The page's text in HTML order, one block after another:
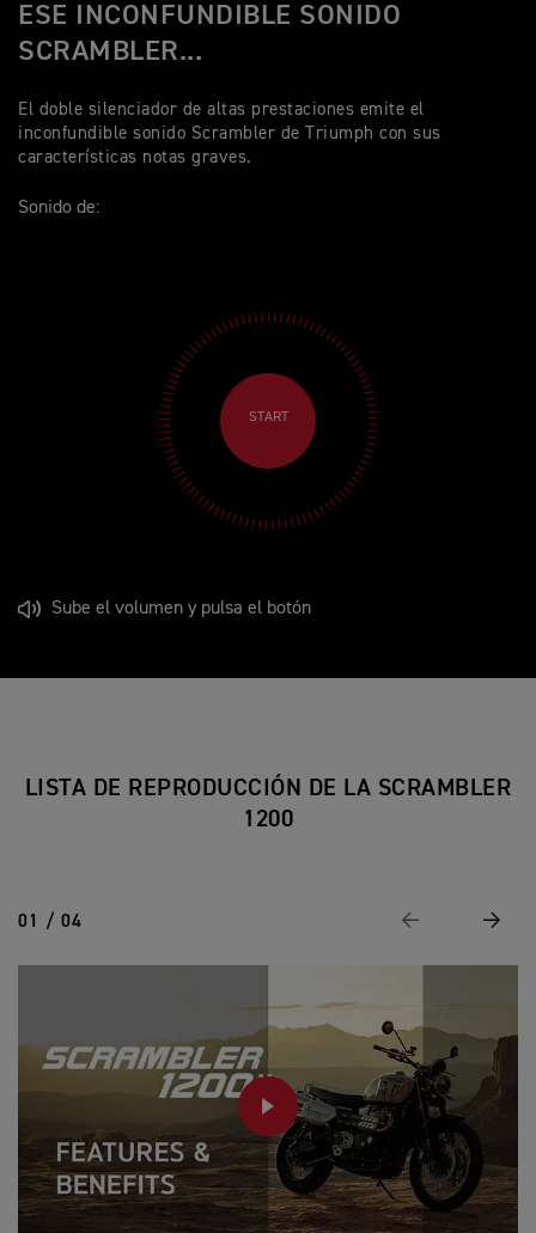
ESE INCONFUNDIBLE SONIDO
SCRAMBLER...
El doble silenciador de altas prestaciones emite el
inconfundible sonido Scrambler de Triumph con sus
características notas graves.
Sonido de:
START
Sube el volumen y pulsa el botón
LISTA DE REPRODUCCIÓN DE LA SCRAMBLER
1200
01 / 04 Anterior
PLAY